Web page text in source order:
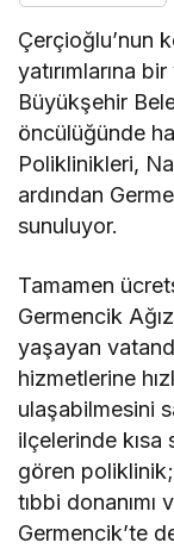
Çerçioğlu’nun
yatırımlarına
Büyükşehir
öncülüğünde
Poliklinikleri,
ardından
sunuluyor.
Tamamen
Germencik
yaşayan
hizmetlerine
ulaşabilmesini
ilçelerinde
gören
tıbbi
Germencik’te